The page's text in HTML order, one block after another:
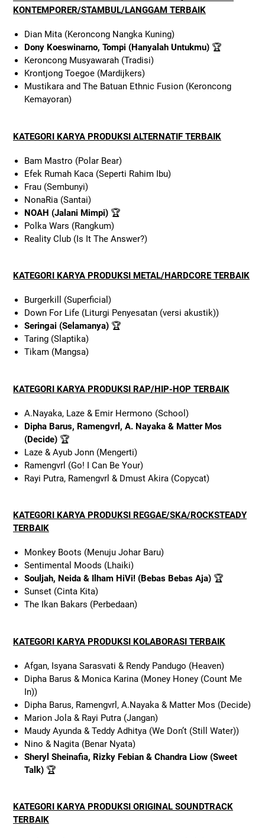
KONTEMPORER/STAMBUL/LANGGAM TERBAIK
Dian Mita (Keroncong Nangka Kuning)
Dony Koeswinarno, Tompi (Hanyalah Untukmu)🏆
Keroncong Musyawarah (Tradisi)
Krontjong Toegoe (Mardijkers)
Mustikara and The Batuan Ethnic Fusion (Keroncong
Kemayoran)
KATEGORI KARYA PRODUKSI ALTERNATIF TERBAIK
Bam Mastro (Polar Bear)
Efek Rumah Kaca (Seperti Rahim Ibu)
Frau (Sembunyi)
NonaRia (Santai)
NOAH (Jalani Mimpi)🏆
Polka Wars (Rangkum)
Reality Club (Is It The Answer?)
KATEGORI KARYA PRODUKSI METAL/HARDCORE TERBAIK
Burgerkill (Superficial)
Down For Life (Liturgi Penyesatan (versi akustik))
Seringai (Selamanya)🏆
Taring (Slaptika)
Tikam (Mangsa)
KATEGORI KARYA PRODUKSI RAP/HIP-HOP TERBAIK
A.Nayaka, Laze & Emir Hermono (School)
Dipha Barus, Ramengvrl, A. Nayaka & Matter Mos
(Decide)🏆
Laze & Ayub Jonn (Mengerti)
Ramengvrl (Go! I Can Be Your)
Rayi Putra, Ramengvrl & Dmust Akira (Copycat)
KATEGORI KARYA PRODUKSI REGGAE/SKA/ROCKSTEADY
TERBAIK
Monkey Boots (Menuju Johar Baru)
Sentimental Moods (Lhaiki)
Souljah, Neida & Ilham HiVi! (Bebas Bebas Aja)🏆
Sunset (Cinta Kita)
The Ikan Bakars (Perbedaan)
KATEGORI KARYA PRODUKSI KOLABORASI TERBAIK
Afgan, Isyana Sarasvati & Rendy Pandugo (Heaven)
Dipha Barus & Monica Karina (Money Honey (Count Me
In))
Dipha Barus, Ramengvrl, A.Nayaka & Matter Mos (Decide)
Marion Jola & Rayi Putra (Jangan)
Maudy Ayunda & Teddy Adhitya (We Don’t (Still Water))
Nino & Nagita (Benar Nyata)
Sheryl Sheinafia, Rizky Febian & Chandra Liow (Sweet
Talk)🏆
KATEGORI KARYA PRODUKSI ORIGINAL SOUNDTRACK
TERBAIK